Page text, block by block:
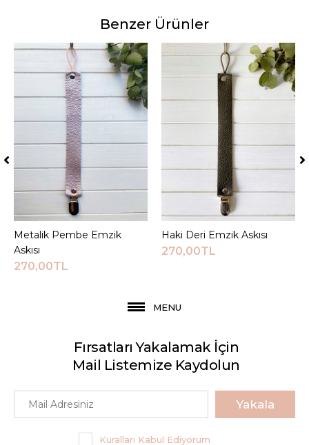
Benzer Ürünler
Sepete Ekle
Metalik Pembe Emzik
Askısı
270,00TL
Sepete Ekle
Haki Deri Emzik Askısı
270,00TL
MENU
Fırsatları Yakalamak İçin
Mail Listemize Kaydolun
Yakala
Kuralları Kabul Ediyorum